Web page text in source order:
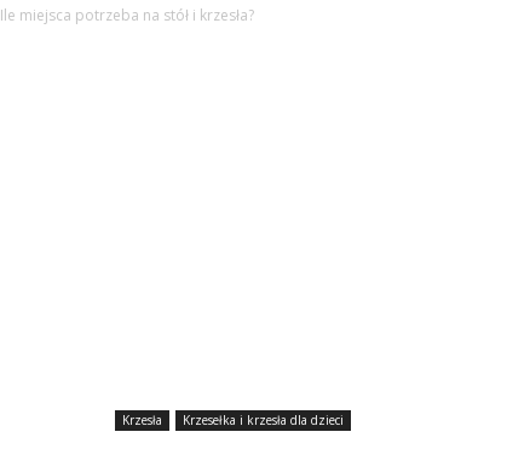
Ile miejsca potrzeba na stół i krzesła?
Krzesła Krzesełka i krzesła dla dzieci